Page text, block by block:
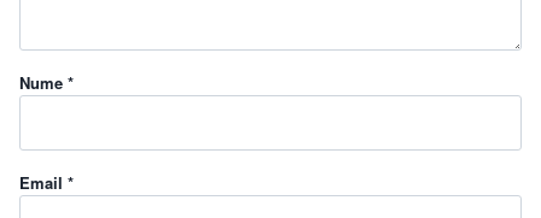
Nume *
Email *